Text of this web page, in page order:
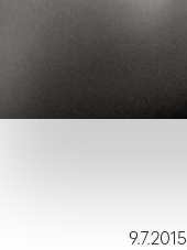
9.7.2015